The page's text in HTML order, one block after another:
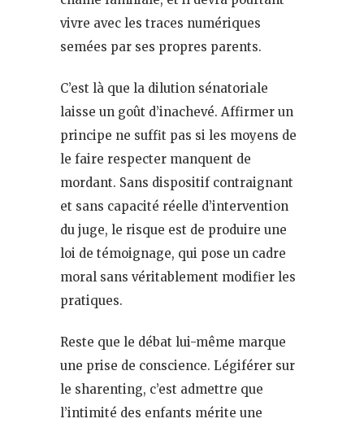
vivre avec les traces numériques
semées par ses propres parents.
C’est là que la dilution sénatoriale
laisse un goût d’inachevé. Affirmer un
principe ne suffit pas si les moyens de
le faire respecter manquent de
mordant. Sans dispositif contraignant
et sans capacité réelle d’intervention
du juge, le risque est de produire une
loi de témoignage, qui pose un cadre
moral sans véritablement modifier les
pratiques.
Reste que le débat lui-même marque
une prise de conscience. Légiférer sur
le sharenting, c’est admettre que
l’intimité des enfants mérite une